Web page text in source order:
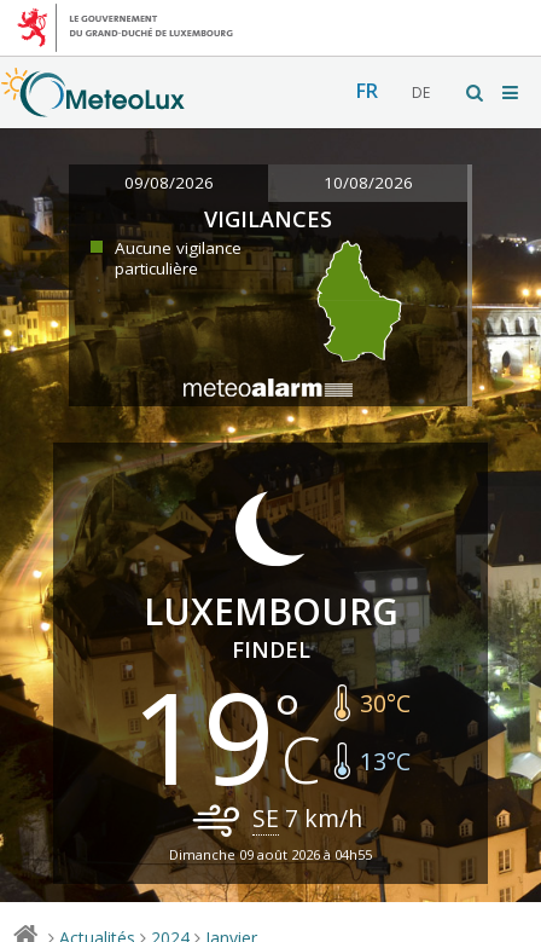
FR DE
09/08/2026 10/08/2026
VIGILANCES
Aucune vigilance
particulière
LUXEMBOURG
FINDEL
19 30°C
13°C
SE7km/h
Dimanche 09 août 2026 à 04h55
> > >